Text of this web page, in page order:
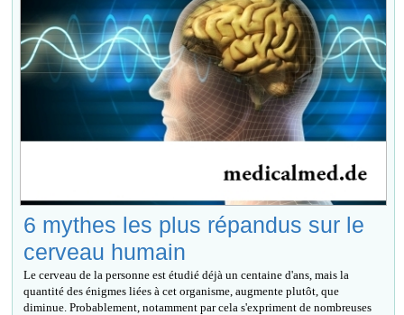
6 mythes les plus répandus sur le
cerveau humain
Le cerveau de la personne est étudié déjà un centaine d'ans, mais la
quantité des énigmes liées à cet organisme, augmente plutôt, que
diminue. Probablement, notamment par cela s'expriment de nombreuses